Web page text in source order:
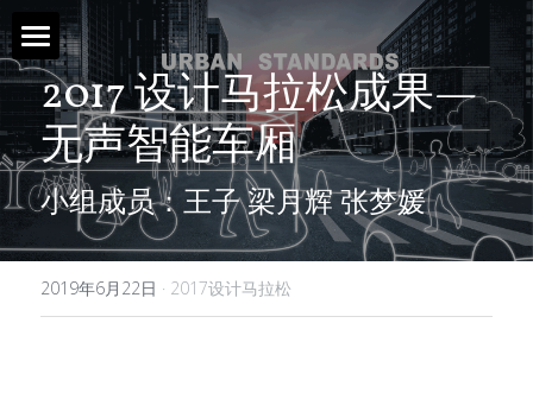
首页 / Home
新闻 / News
视频 / Videos
课题 / Tasks
2017 设计马拉松成果—
无声智能车厢
小组成员：王子 梁月辉 张梦媛
2019年6月22日 · 2017设计马拉松